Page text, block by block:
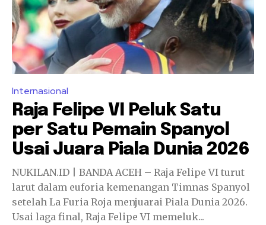
Internasional
Raja Felipe VI Peluk Satu
per Satu Pemain Spanyol
Usai Juara Piala Dunia 2026
NUKILAN.ID | BANDA ACEH – Raja Felipe VI turut
larut dalam euforia kemenangan Timnas Spanyol
setelah La Furia Roja menjuarai Piala Dunia 2026.
Usai laga final, Raja Felipe VI memeluk...